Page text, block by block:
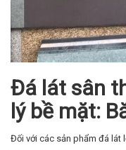
Đá lát sân
lý bề mặt:
Đối với các sản phẩm đá lát